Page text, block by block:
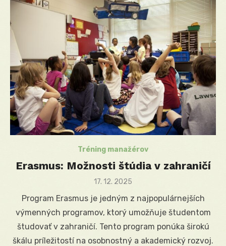
Tréning manažérov
Erasmus: Možnosti štúdia v zahraničí
Posted
17. 12. 2025
Program Erasmus je jedným z najpopulárnejších
výmenných programov, ktorý umožňuje študentom
študovať v zahraničí. Tento program ponúka širokú
škálu príležitostí na osobnostný a akademický rozvoj.